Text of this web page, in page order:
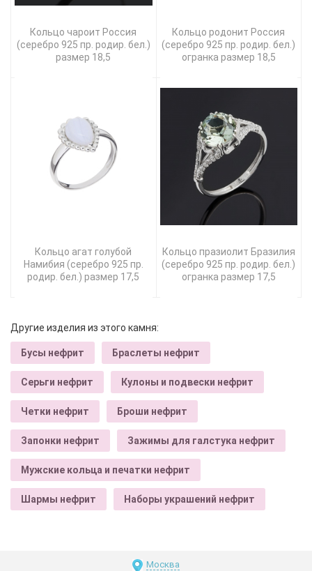
Кольцо чароит Россия
(серебро 925 пр. родир. бел.)
размер 18,5
Кольцо родонит Россия
(серебро 925 пр. родир. бел.)
огранка размер 18,5
Кольцо агат голубой
Намибия (серебро 925 пр.
родир. бел.) размер 17,5
Кольцо празиолит Бразилия
(серебро 925 пр. родир. бел.)
огранка размер 17,5
Другие изделия из этого камня:
Бусы нефрит Браслеты нефрит
Серьги нефрит Кулоны и подвески нефрит
Четки нефрит Броши нефрит
Запонки нефрит Зажимы для галстука нефрит
Мужские кольца и печатки нефрит
Шармы нефрит Наборы украшений нефрит
Москва